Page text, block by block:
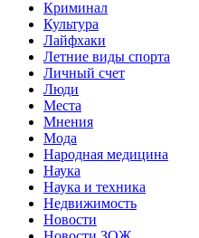
Криминал
Культура
Лайфхаки
Летние виды спорта
Личный счет
Люди
Места
Мнения
Мода
Народная медицина
Наука
Наука и техника
Недвижимость
Новости